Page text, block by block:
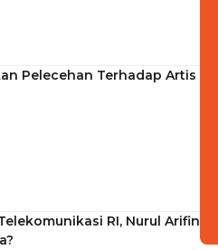
Pelecehan Terhadap Artis
RI, Nurul Arifin